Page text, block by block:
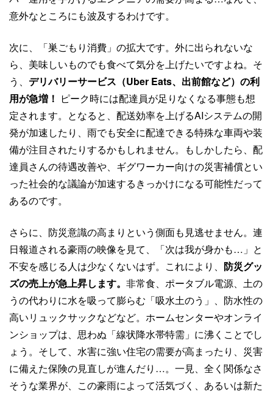
意外なところにも波及するわけです。
次に、「巣ごもり消費」の拡大です。外に出られないな
ら、美味しいものでも食べて気分を上げたいですよね。そ
う、 デリバリーサービス（Uber Eats、出前館など）の利
用が急増！ ピーク時には配達員が足りなくなる事態も想
定されます。となると、配送効率を上げるAIシステムの開
発が加速したり、雨でも安全に配達できる特殊な車両や装
備が注目されたりするかもしれません。もしかしたら、配
達員さんの待遇改善や、ギグワーカー向けの災害補償とい
った社会的な議論が加速するきっかけになる可能性だって
あるのです。
さらに、防災意識の高まりという側面も見逃せません。連
日報道される豪雨の映像を見て、「次は我が身かも…」と
不安を感じる人は少なくないはず。これにより、 防災グッ
ズの売上が急上昇します。 非常食、ポータブル電源、土の
うの代わりに水を吸って膨らむ「吸水土のう」、防水性の
高いリュックサックなどなど。ホームセンターやオンライ
ンショップは、思わぬ「線状降水帯特需」に沸くことでし
ょう。そして、水害に強い住宅の需要が高まったり、災害
に備えた保険の見直しが進んだり…。一見、全く関係なさ
そうな業界が、この豪雨によって活気づく、あるいは新た